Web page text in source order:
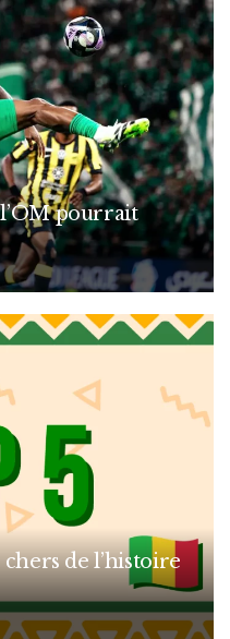
pourrait
de l’histoire